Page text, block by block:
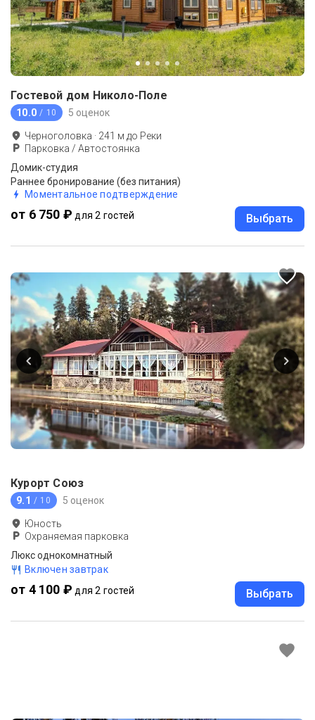
Гостевой дом Николо-Поле
10.0 / 10 5 оценок
Черноголовка · 241 м до Реки
Парковка / Автостоянка
Домик-студия
Раннее бронирование (без питания)
Моментальное подтверждение
от 6 750 ₽ для 2 гостей Выбрать
Курорт Союз
9.1 / 10 5 оценок
Юность
Охраняемая парковка
Люкс однокомнатный
Включен завтрак
от 4 100 ₽ для 2 гостей Выбрать